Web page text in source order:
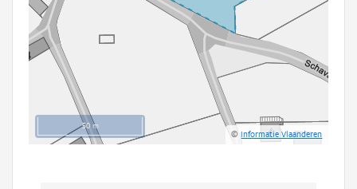
50 m
©Informatie Vlaanderen